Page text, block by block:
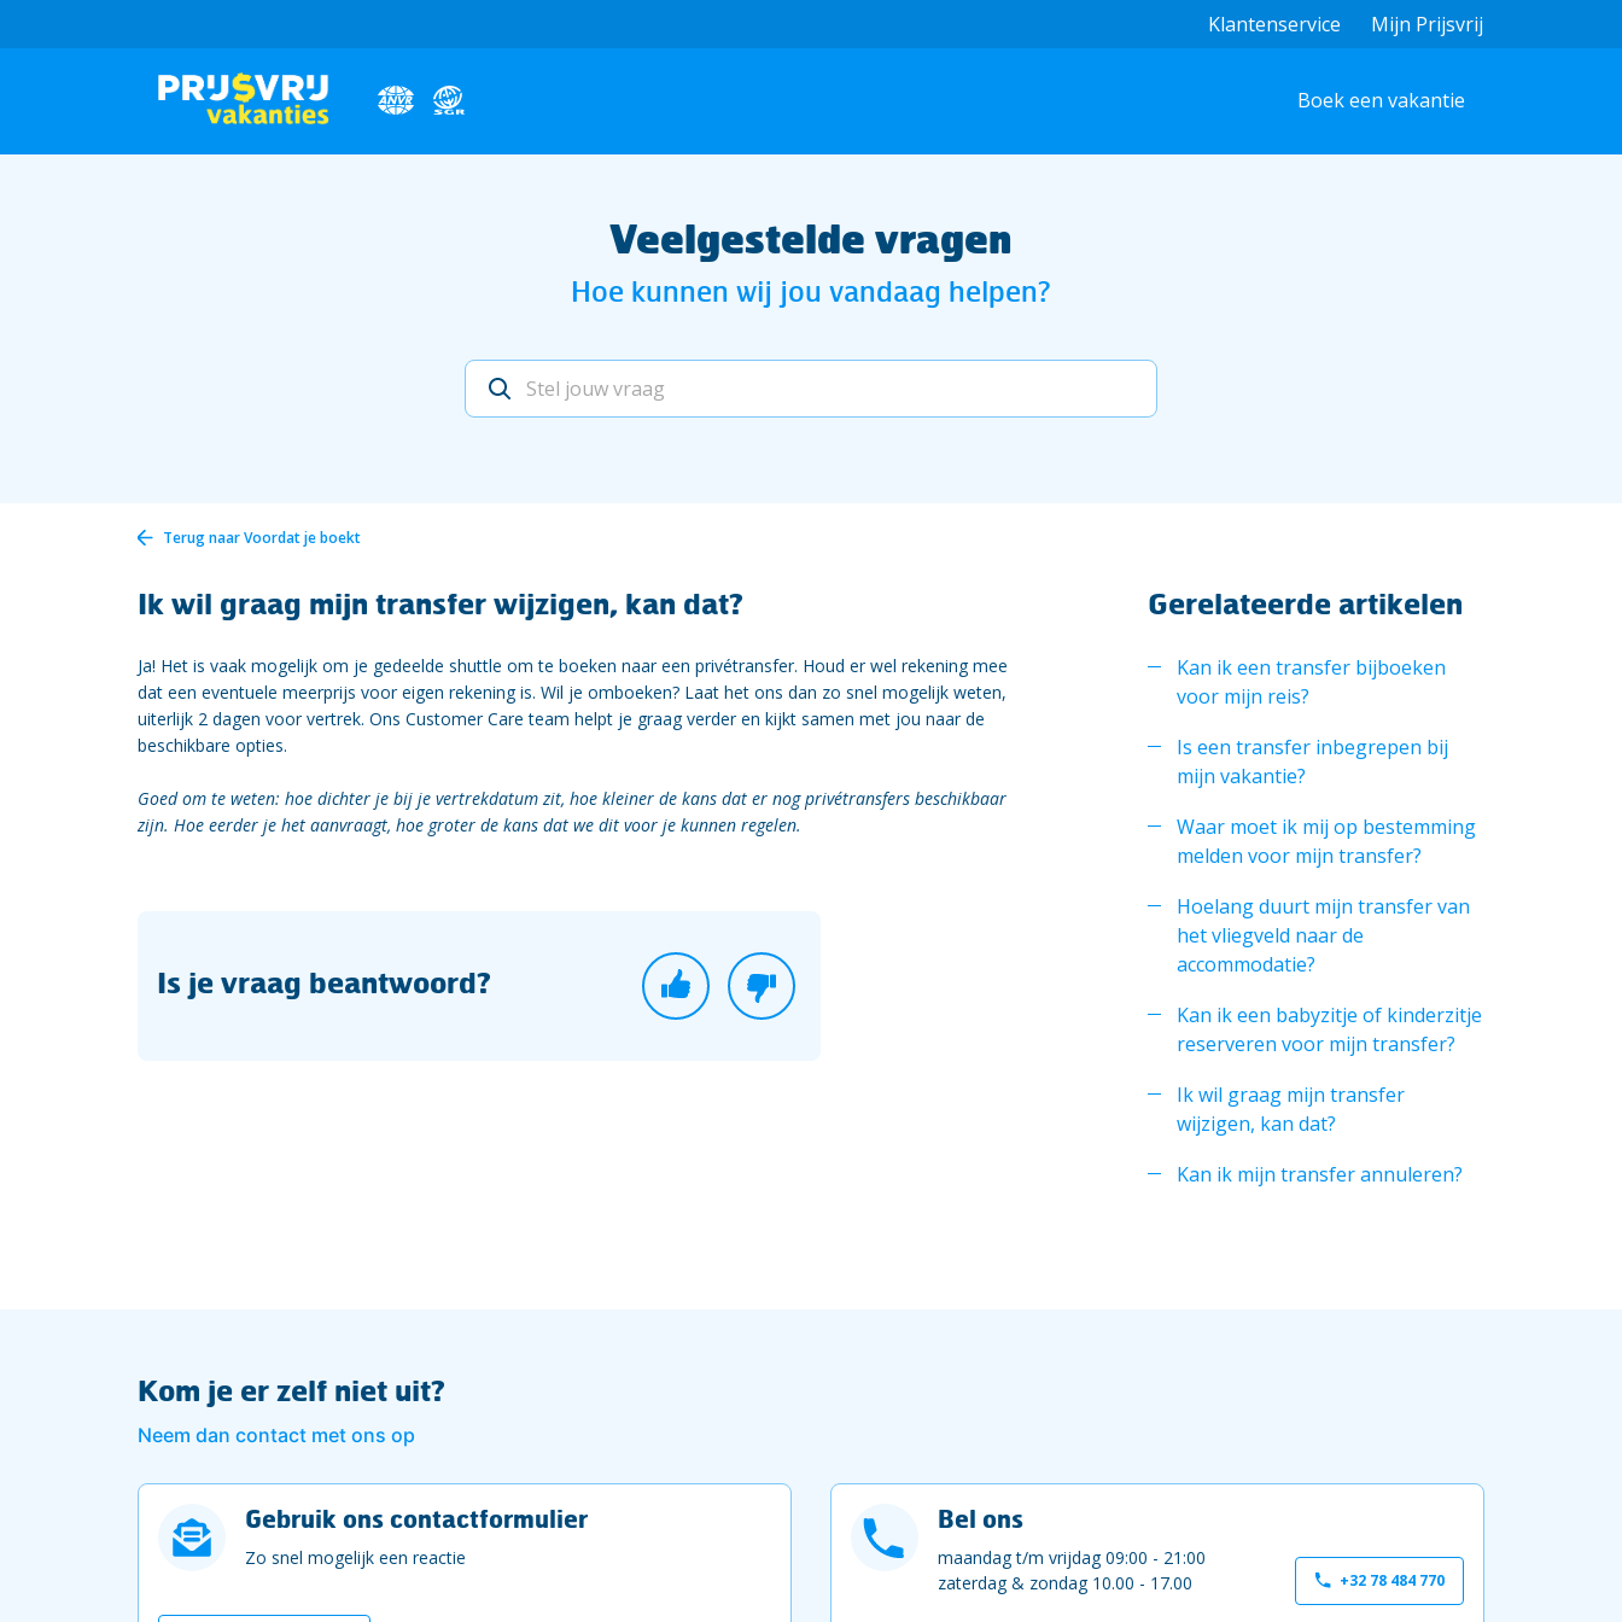
Klantenservice Mijn Prijsvrij
Boek een vakantie
Veelgestelde vragen
Hoe kunnen wij jou vandaag helpen?
Terug naarVoordat je boekt
Ik wil graag mijn transfer wijzigen, kan dat?
Ja! Het is vaak mogelijk om je gedeelde shuttle om te boeken naar een privétransfer. Houd er wel rekening mee
dat een eventuele meerprijs voor eigen rekening is. Wil je omboeken? Laat het ons dan zo snel mogelijk weten,
uiterlijk 2 dagen voor vertrek. Ons Customer Care team helpt je graag verder en kijkt samen met jou naar de
beschikbare opties.
Goed om te weten: hoe dichter je bij je vertrekdatum zit, hoe kleiner de kans dat er nog privétransfers beschikbaar
zijn. Hoe eerder je het aanvraagt, hoe groter de kans dat we dit voor je kunnen regelen.
Is je vraag beantwoord?
Gerelateerde artikelen
Kan ik een transfer bijboeken
voor mijn reis?
Is een transfer inbegrepen bij
mijn vakantie?
Waar moet ik mij op bestemming
melden voor mijn transfer?
Hoelang duurt mijn transfer van
het vliegveld naar de
accommodatie?
Kan ik een babyzitje of kinderzitje
reserveren voor mijn transfer?
Ik wil graag mijn transfer
wijzigen, kan dat?
Kan ik mijn transfer annuleren?
Kom je er zelf niet uit?
Neem dan contact met ons op
Gebruik ons contactformulier
Zo snel mogelijk een reactie
Bel ons
maandag t/m vrijdag 09:00 - 21:00
zaterdag & zondag 10.00 - 17.00
+32 78 484 770